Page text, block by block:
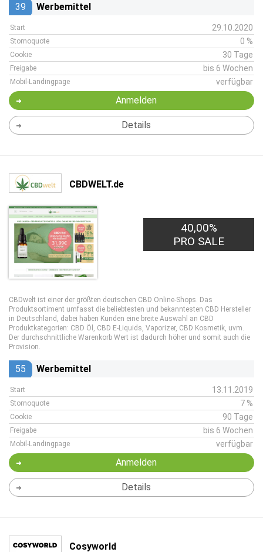
39 Werbemittel
Start 29.10.2020
Stornoquote 0 %
Cookie 30 Tage
Freigabe bis 6 Wochen
Mobil-Landingpage verfügbar
Anmelden
Details
CBDWELT.de
40,00%
PRO SALE
CBDwelt ist einer der größten deutschen CBD Online-Shops. Das
Produktsortiment umfasst die beliebtesten und bekanntesten CBD Hersteller
in Deutschland, dabei haben Kunden eine breite Auswahl an CBD
Produktkategorien: CBD Öl, CBD E-Liquids, Vaporizer, CBD Kosmetik, uvm.
Der durchschnittliche Warenkorb Wert ist dadurch höher und somit auch die
Provision.
55 Werbemittel
Start 13.11.2019
Stornoquote 7 %
Cookie 90 Tage
Freigabe bis 6 Wochen
Mobil-Landingpage verfügbar
Anmelden
Details
Cosyworld